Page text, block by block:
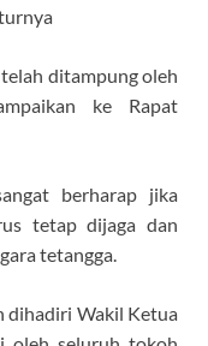
ditampung oleh
ke Rapat
berharap jika
tetap dijaga dan
tetangga.
dihadiri Wakil Ketua